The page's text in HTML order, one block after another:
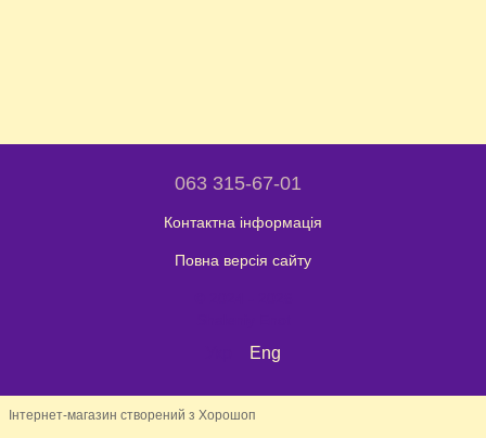
063 315-67-01
Контактна інформація
Повна версія сайту
Eng
Інтернет-магазин створений з Хорошоп